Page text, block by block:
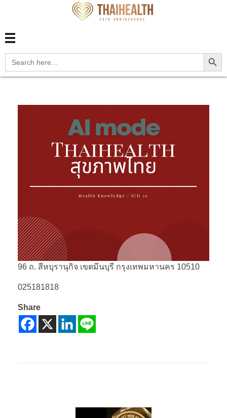
Search
for:
Search Button
96 ถ. สีหบุรานุกิจ เขตมีนบุรี กรุงเทพมหานคร 10510
025181818
Share